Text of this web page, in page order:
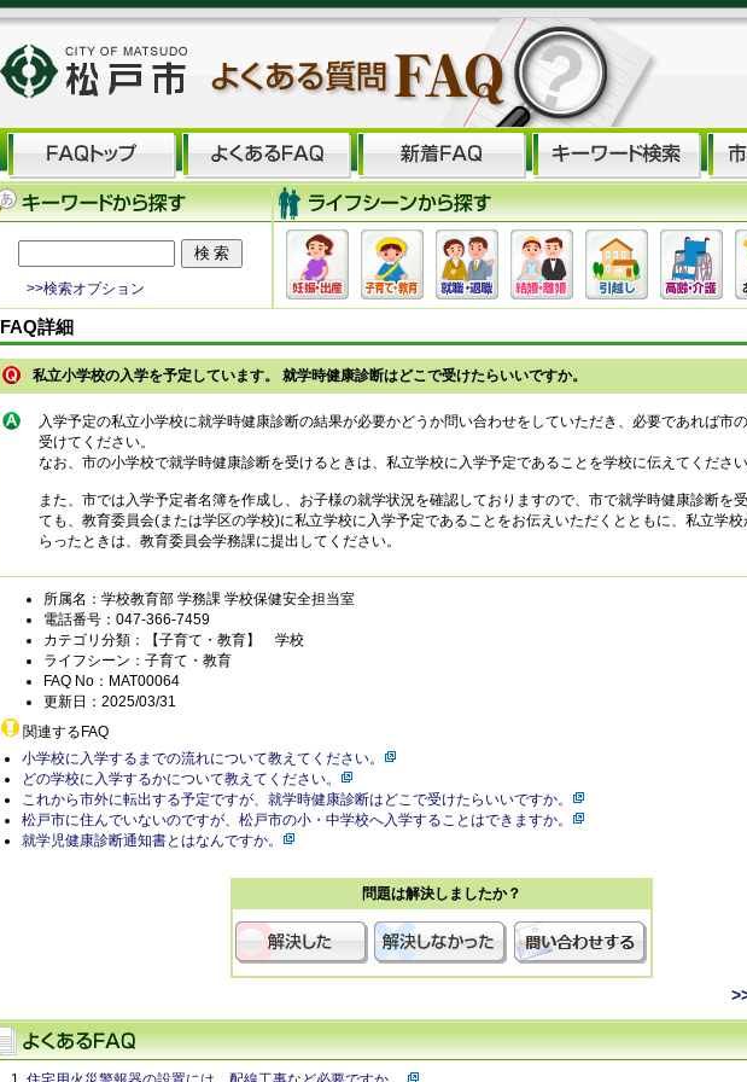
>>検索オプション
FAQ詳細
私立小学校の入学を予定しています。 就学時健康診断はどこで受けたらいいですか。
入学予定の私立小学校に就学時健康診断の結果が必要かどうか問い合わせをしていただき、必要であれば市
受けてください。
なお、市の小学校で就学時健康診断を受けるときは、私立学校に入学予定であることを学校に伝えてください
また、市では入学予定者名簿を作成し、お子様の就学状況を確認しておりますので、市で就学時健康診断を
ても、教育委員会(または学区の学校)に私立学校に入学予定であることをお伝えいただくとともに、私立学校
らったときは、教育委員会学務課に提出してください。
所属名：学校教育部 学務課 学校保健安全担当室
電話番号：047-366-7459
カテゴリ分類：【子育て・教育】 学校
ライフシーン：子育て・教育
FAQ No：MAT00064
更新日：2025/03/31
関連するFAQ
小学校に入学するまでの流れについて教えてください。
どの学校に入学するかについて教えてください。
これから市外に転出する予定ですが、就学時健康診断はどこで受けたらいいですか。
松戸市に住んでいないのですが、松戸市の小・中学校へ入学することはできますか。
就学児健康診断通知書とはなんですか。
問題は解決しましたか？